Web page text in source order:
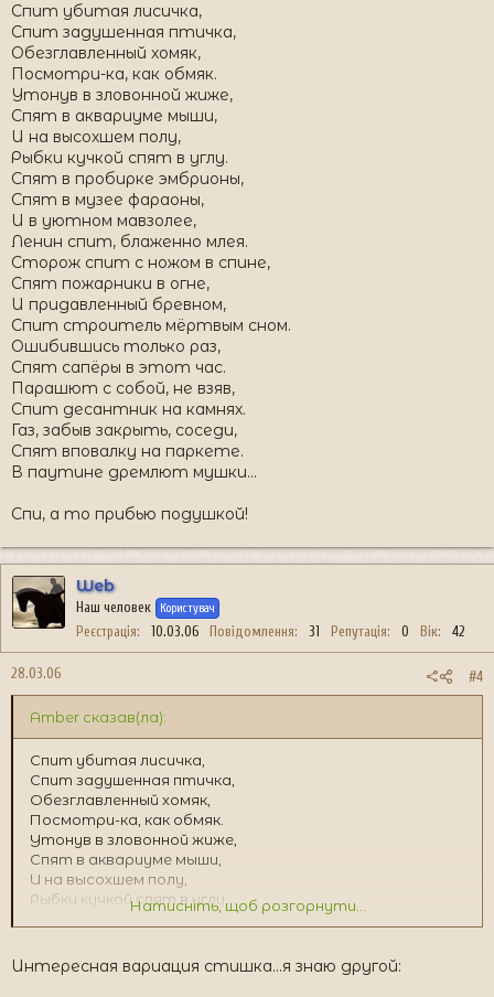
Спит убитая лисичка,
Спит задушенная птичка,
Обезглавленный хомяк,
Посмотри-ка, как обмяк.
Утонув в зловонной жиже,
Спят в аквариуме мыши,
И на высохшем полу,
Рыбки кучкой спят в углу.
Спят в пробирке эмбрионы,
Спят в музее фараоны,
И в уютном мавзолее,
Ленин спит, блаженно млея.
Сторож спит с ножом в спине,
Спят пожарники в огне,
И придавленный бревном,
Спит строитель мёртвым сном.
Ошибившись только раз,
Спят сапёры в этот час.
Парашют с собой, не взяв,
Спит десантник на камнях.
Газ, забыв закрыть, соседи,
Спят вповалку на паркете.
В паутине дремлют мушки...
Спи, а то прибью подушкой!
Web
Наш человек Користувач
Реєстрація 10.03.06 Повідомлення 31 Репутація 0 Вік 42
28.03.06 #4
Amber сказав(ла):
Спит убитая лисичка,
Спит задушенная птичка,
Обезглавленный хомяк,
Посмотри-ка, как обмяк.
Утонув в зловонной жиже,
Спят в аквариуме мыши,
И на высохшем полу,
Рыбки кучкой спят в углу.
Спят в пробирке эмбрионы,
И в уютном мавзолее,
Ленин спит, блаженно млея.
Натисніть, щоб розгорнути...
Интересная вариация стишка...я знаю другой: